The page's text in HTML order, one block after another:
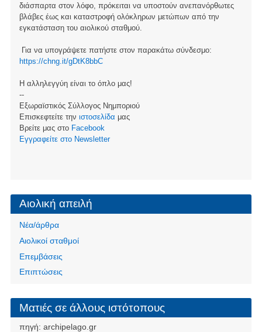
διάσπαρτα στον λόφο, πρόκειται να υποστούν ανεπανόρθωτες
βλάβες έως και καταστροφή ολόκληρων μετώπων από την
εγκατάσταση του αιολικού σταθμού.
Για να υπογράψετε πατήστε στον παρακάτω σύνδεσμο:
https://chng.it/gDtK8bbC
Η αλληλεγγύη είναι το όπλο μας!
--
Εξωραϊστικός Σύλλογος Νημποριού
Επισκεφτείτε την ιστοσελίδα μας
Βρείτε μας στο Facebook
Eγγραφείτε στο Newsletter
Αιολική απειλή
Νέα/άρθρα
Αιολικοί σταθμοί
Επεμβάσεις
Επιπτώσεις
Ματιές σε άλλους ιστότοπους
πηγή: archipelago.gr